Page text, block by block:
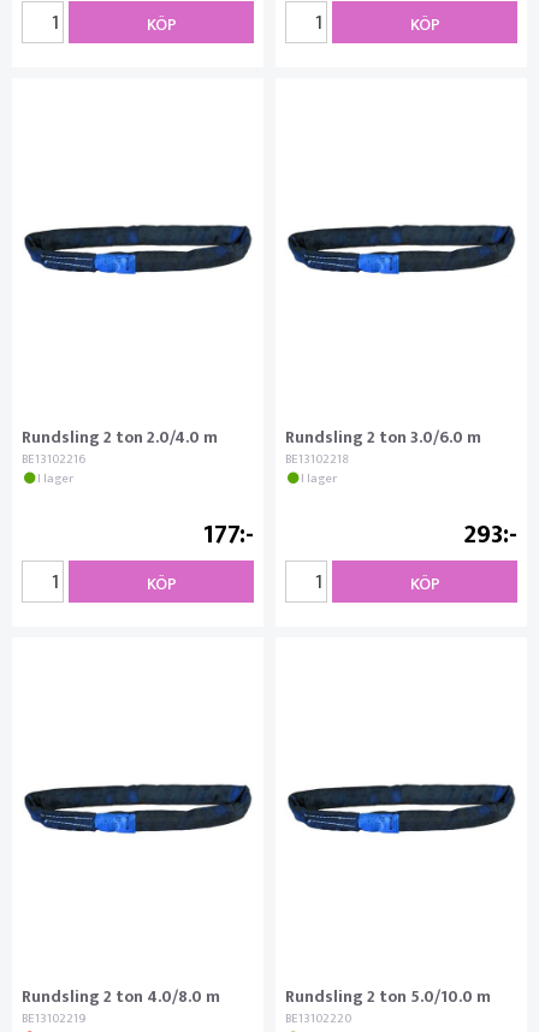
KÖP KÖP
Rundsling 2 ton 2.0/4.0 m
BE13102216
I lager
177
KÖP
Rundsling 2 ton 3.0/6.0 m
BE13102218
I lager
293
KÖP
Rundsling 2 ton 4.0/8.0 m
BE13102219
Rundsling 2 ton 5.0/10.0 m
BE13102220